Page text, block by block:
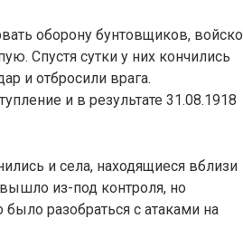
оборону бунтовщиков, войско
Спустя сутки у них кончились
и отбросили врага.
и в результате 31.08.1918
и села, находящиеся вблизи
из-под контроля, но
разобраться с атаками на